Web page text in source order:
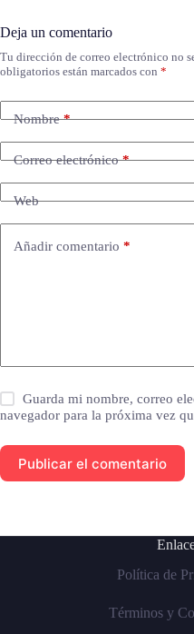
Deja un comentario
Tu dirección de correo electrónico no
obligatorios están marcados con *
Nombre*
Correo electrónico*
Web
Añadir comentario *
Guarda mi nombre, correo
navegador para la próxima vez
Publicar el comentario
Política de
Términos y